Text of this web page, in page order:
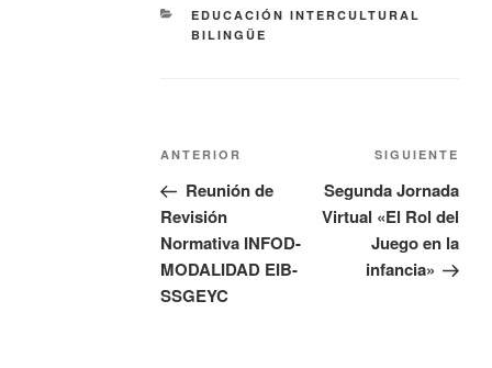
EDUCACIÓN INTERCULTURAL
BILINGÜE
ANTERIOR
Reunión de
Revisión
Normativa INFOD-
MODALIDAD EIB-
SSGEYC
SIGUIENTE
Segunda Jornada
Virtual «El Rol del
Juego en la
infancia»